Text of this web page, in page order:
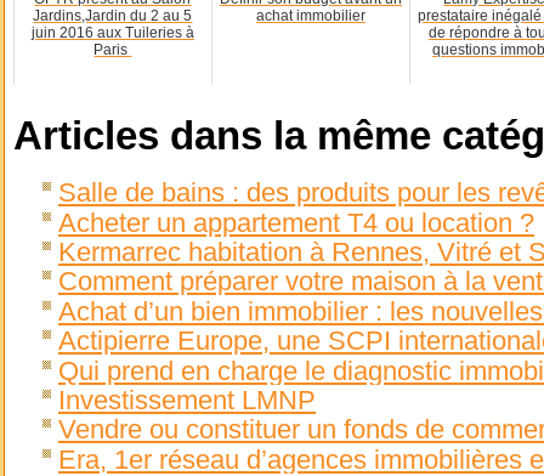
Jardins,Jardin du 2 au 5
juin 2016 aux Tuileries à
Paris
achat immobilier
prestataire
de répondre à
questions
Articles dans la même
Salle de bains : des produits pour les
Acheter un appartement T4 ou location ?
Kermarrec habitation à Rennes, Vitré et
Comment préparer votre maison à la
Achat d’un bien immobilier : les
Actipierre Europe, une SCPI
Qui prend en charge le diagnostic
Investissement LMNP
Vendre ou constituer un fonds de
Era, 1er réseau d’agences immobilières